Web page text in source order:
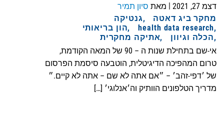
דצמ 27, 2021 | מאת סיון תמיר
מחקר ביג דאטה
גנטיקה
health data research
הון בריאותי
הכלה וגיוון
אתיקה מחקרית
אי-שם בתחילת שנות ה – 90 של המאה הקודמת,
טרום המהפיכה הדיגיטלית, הוטבעה סיסמת הפרסום
של ׳דפי-זהב׳ – ״אם אתה לא שם – אתה לא קיים.״
מדריך הטלפונים הוותיק וה׳אנלוגי׳ […]